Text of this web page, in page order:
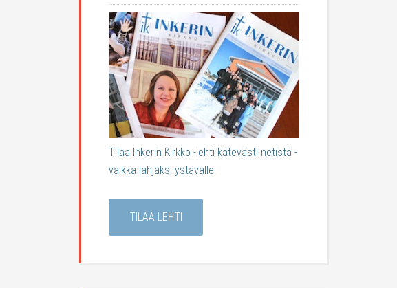
Tilaa Inkerin Kirkko -lehti kätevästi netistä -
vaikka lahjaksi ystävälle!
TILAA LEHTI